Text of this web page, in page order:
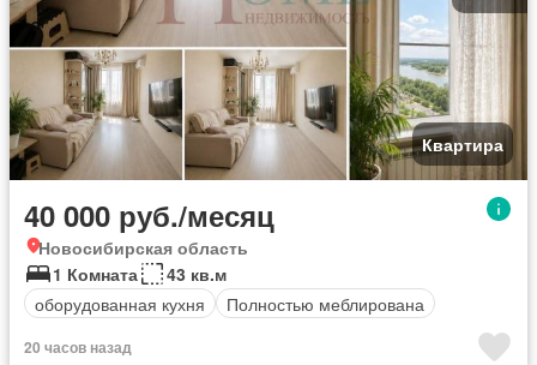
Квартира
40 000 руб./месяц
Новосибирская область
1 Комната
43 кв.м
оборудованная кухня
Полностью меблирована
20 часов назад